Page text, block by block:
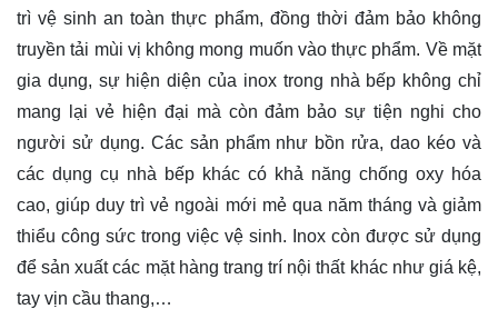
trì vệ sinh an toàn thực phẩm, đồng thời đảm bảo không
truyền tải mùi vị không mong muốn vào thực phẩm. Về mặt
gia dụng, sự hiện diện của inox trong nhà bếp không chỉ
mang lại vẻ hiện đại mà còn đảm bảo sự tiện nghi cho
người sử dụng. Các sản phẩm như bồn rửa, dao kéo và
các dụng cụ nhà bếp khác có khả năng chống oxy hóa
cao, giúp duy trì vẻ ngoài mới mẻ qua năm tháng và giảm
thiểu công sức trong việc vệ sinh. Inox còn được sử dụng
để sản xuất các mặt hàng trang trí nội thất khác như giá kệ,
tay vịn cầu thang,…